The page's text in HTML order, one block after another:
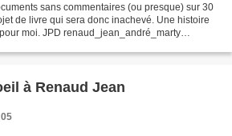
sans commentaires (ou presque) sur 30
de livre qui sera donc inachevé. Une histoire
moi. JPD renaud_jean_andré_marty
à Renaud Jean